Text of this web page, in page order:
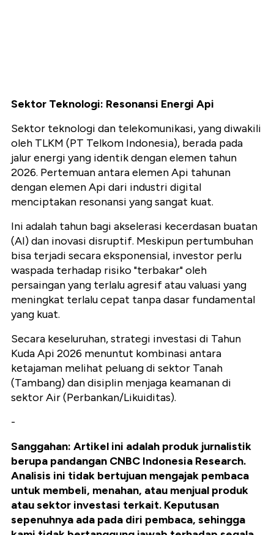
Sektor Teknologi: Resonansi Energi Api
Sektor teknologi dan telekomunikasi,yang diwakili
oleh TLKM (PT Telkom Indonesia), berada pada
jalur energi yang identik dengan elemen tahun
2026. Pertemuan antara elemen Api tahunan
dengan elemen Api dari industri digital
menciptakan resonansi yang sangat kuat.
Ini adalah tahun bagi akselerasi kecerdasan buatan
(AI) dan inovasi disruptif. Meskipun pertumbuhan
bisa terjadi secara eksponensial, investor perlu
waspada terhadap risiko "terbakar" oleh
persaingan yang terlalu agresif atau valuasi yang
meningkat terlalu cepat tanpa dasar fundamental
yang kuat.
Secara keseluruhan,strategi investasi di Tahun
Kuda Api 2026 menuntut kombinasi antara
ketajaman melihat peluang di sektor Tanah
(Tambang) dan disiplin menjaga keamanan di
sektor Air (Perbankan/Likuiditas).
-
Sanggahan: Artikel ini adalah produk jurnalistik
berupa pandangan CNBC Indonesia Research.
Analisis ini tidak bertujuan mengajak pembaca
untuk membeli, menahan, atau menjual produk
atau sektor investasi terkait. Keputusan
sepenuhnya ada pada diri pembaca, sehingga